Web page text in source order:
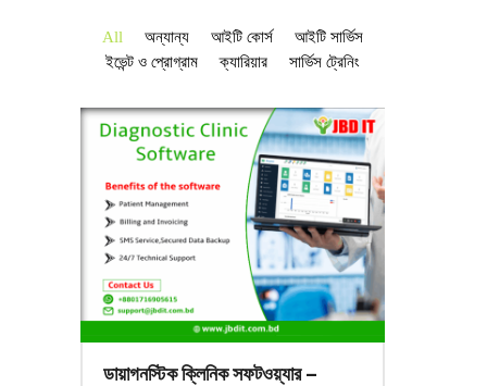
All অন্যান্য আইটি কোর্স
আইটি সার্ভিস
ইভেন্ট ও প্রোগ্রাম
ক্যারিয়ার সার্ভিস ট্রেনিং
ডায়াগনস্টিক ক্লিনিক সফটওয়্যার –